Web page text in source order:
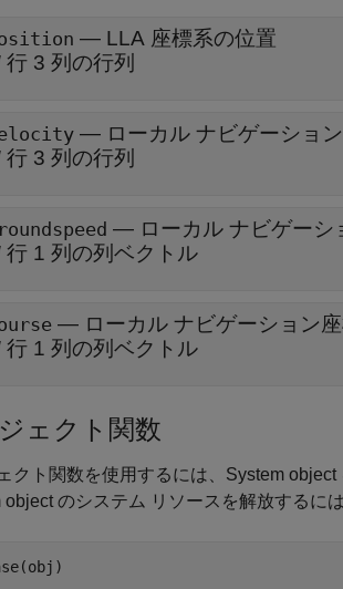
— LLA 座標系の位置
行 3 列の行列
— ローカル ナビゲーショ
行 3 列の行列
— ローカル ナビゲーシ
行 1 列の列ベクトル
— ローカル ナビゲーション
行 1 列の列ベクトル
ェクト関数
クト関数を使用するには、System
object のシステム リソースを解放するに